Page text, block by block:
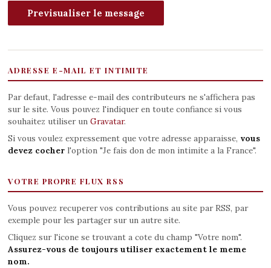
ADRESSE E-MAIL ET INTIMITE
Par defaut, l'adresse e-mail des contributeurs ne s'affichera pas
sur le site. Vous pouvez l'indiquer en toute confiance si vous
souhaitez utiliser un Gravatar.
Si vous voulez expressement que votre adresse apparaisse, vous
devez cocherl'option "Je fais don de mon intimite a la France".
VOTRE PROPRE FLUX RSS
Vous pouvez recuperer vos contributions au site par RSS, par
exemple pour les partager sur un autre site.
Cliquez sur l'icone se trouvant a cote du champ "Votre nom".
Assurez-vous de toujours utiliser exactement le meme
nom.